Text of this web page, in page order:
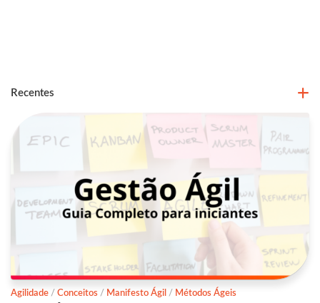
Recentes
Agilidade / Conceitos / Manifesto Ágil / Métodos Ágeis